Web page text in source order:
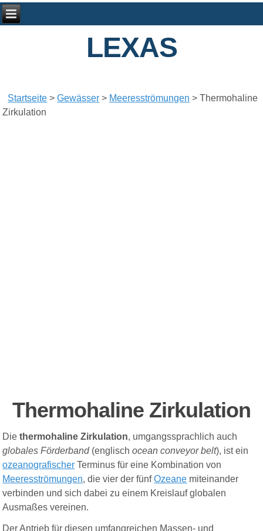
LEXAS
Startseite >Gewässer > Meeresströmungen >Thermohaline
Zirkulation
Thermohaline Zirkulation
Diethermohaline Zirkulation, umgangssprachlich auch
globales Förderband (englisch ocean conveyor belt), ist ein
ozeanografischer Terminus für eine Kombination von
Meeresströmungen, die vier der fünfOzeane miteinander
verbinden und sich dabei zu einem Kreislaufglobalen
Ausmaßes vereinen.
Der Antrieb für diesen umfangreichen Massen- und